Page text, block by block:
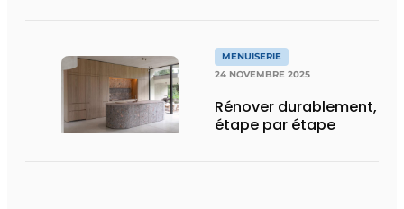
MENUISERIE
24 NOVEMBRE 2025
Rénover durablement,
étape par étape